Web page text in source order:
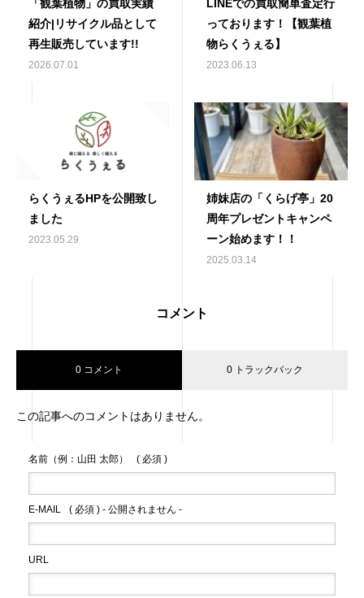
「観葉植物」の買取実績
紹介|リサイクル品として
再生販売しています!!
2026.07.01
LINEでの買取簡単査定行
っております！【観葉植
物らくうぇる】
2023.06.13
らくうぇるHPを公開致し
ました
2023.05.29
姉妹店の「くらげ亭」20
周年プレゼントキャンペ
ーン始めます！！
2025.03.14
コメント
0 コメント 0 トラックバック
この記事へのコメントはありません。
名前（例：山田 太郎） ( 必須 )
E-MAIL ( 必須 ) - 公開されません -
URL